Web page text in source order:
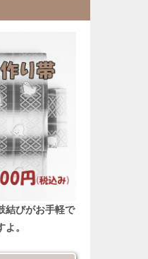
結びがお手軽で
。